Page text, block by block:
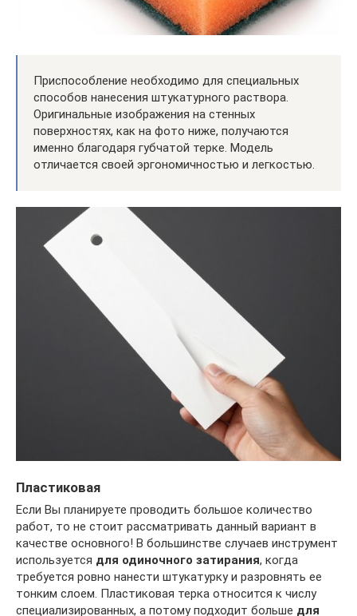
Приспособление необходимо для специальных
способов нанесения штукатурного раствора.
Оригинальные изображения на стенных
поверхностях, как на фото ниже, получаются
именно благодаря губчатой терке. Модель
отличается своей эргономичностью и легкостью.
Пластиковая
Если Вы планируете проводить большое количество
работ, то не стоит рассматривать данный вариант в
качестве основного! В большинстве случаев инструмент
используется для одиночного затирания, когда
требуется ровно нанести штукатурку и разровнять ее
тонким слоем. Пластиковая терка относится к числу
специализированных, а потому подходит больше для